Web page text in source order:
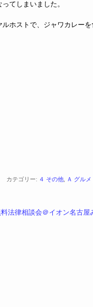
てしまいました。
ホストで、ジャワカレーを
カテゴリー: ４ その他, Ａ グルメ
法律相談会＠イオン名古屋